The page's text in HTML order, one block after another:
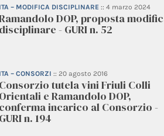
ITA – MODIFICA DISCIPLINARE ::4 marzo 2024
DOP, proposta
disciplinare - GURI n. 52
ITA – CONSORZI ::20 agosto 2016
Consorzio tutela vini Friuli Colli
Orientali e Ramandolo DOP,
conferma incarico al Consorzio -
GURI n. 194